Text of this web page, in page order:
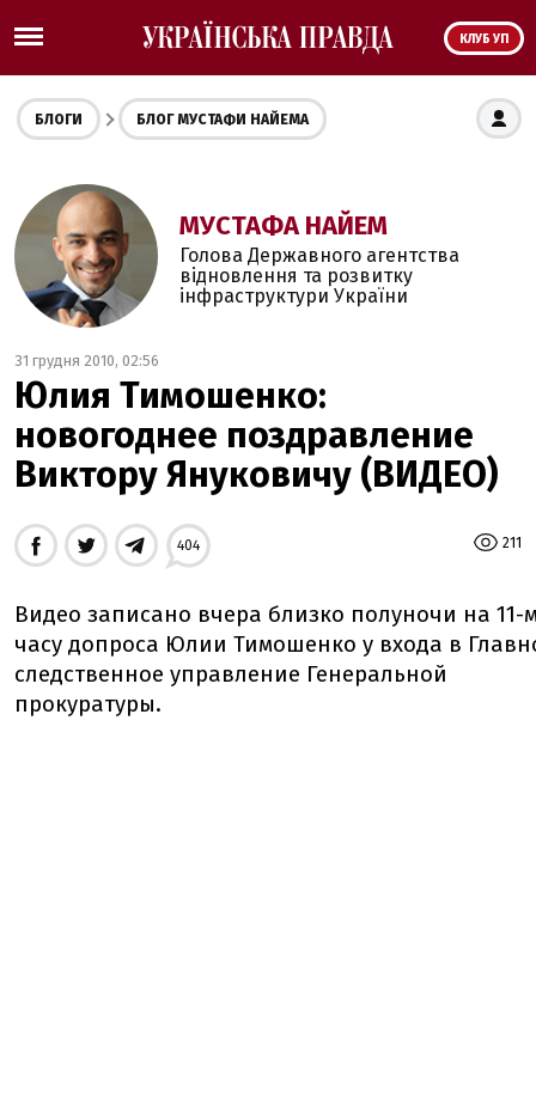
КЛУБ УП
БЛОГИ БЛОГ МУСТАФИ НАЙЕМА
МУСТАФА НАЙЕМ
Голова Державного агентства
відновлення та розвитку
інфраструктури України
31 грудня 2010, 02:56
Юлия Тимошенко:
новогоднее поздравление
Виктору Януковичу (ВИДЕО)
211
404
Видео записано вчера близко полуночи на 11-
часу допроса Юлии Тимошенко у входа в
следственное управление Генеральной
прокуратуры.